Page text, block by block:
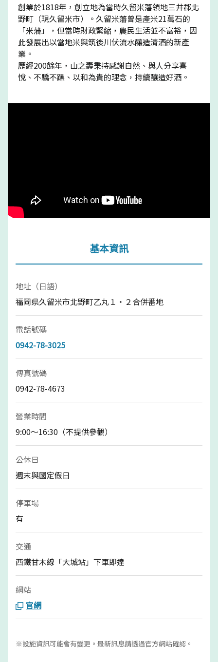
創業於1818年，創立地為當時久留米藩領地三井郡北
野町（現久留米市）。久留米藩曾是產米21萬石的
「米藩」，但當時財政緊縮，農民生活並不富裕，因
此發展出以當地米與筑後川伏流水釀造清酒的新產
業。
歷經200餘年，山之壽秉持感謝自然、與人分享喜
悅、不驕不躁、以和為貴的理念，持續釀造好酒。
基本資訊
地址（日語）
福岡県久留米市北野町乙丸１・２合併番地
電話號碼
0942-78-3025
傳真號碼
0942-78-4673
營業時間
9:00～16:30（不提供參觀）
公休日
週末與國定假日
停車場
有
交通
西鐵甘木線「大城站」下車即達
網站
官網
※設施資訊可能會有變更。最新訊息請透過官方網站確認。